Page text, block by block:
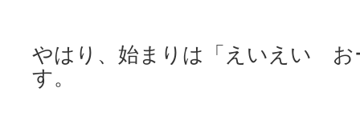
やはり、始まりは「えいえい お
す。